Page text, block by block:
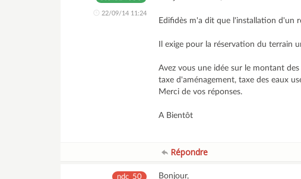
22/09/14 11:24
Edifidès m'a dit que l'installation d'un
Il exige pour la réservation du terrain
Avez vous une idée sur le montant
taxe d'aménagement, taxe des eaux
Merci de vos réponses.
A Bientôt
Répondre
ndc_50 Bonjour,